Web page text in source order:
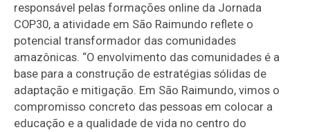
responsável pelas formações online da Jornada
COP30, a atividade em São Raimundo reflete o
potencial transformador das comunidades
amazônicas. “O envolvimento das comunidades é a
base para a construção de estratégias sólidas de
adaptação e mitigação. Em São Raimundo, vimos o
compromisso concreto das pessoas em colocar a
educação e a qualidade de vida no centro do